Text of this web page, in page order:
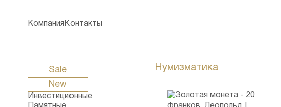
Компания Контакты
Sale
New
Инвестиционные
Нумизматика